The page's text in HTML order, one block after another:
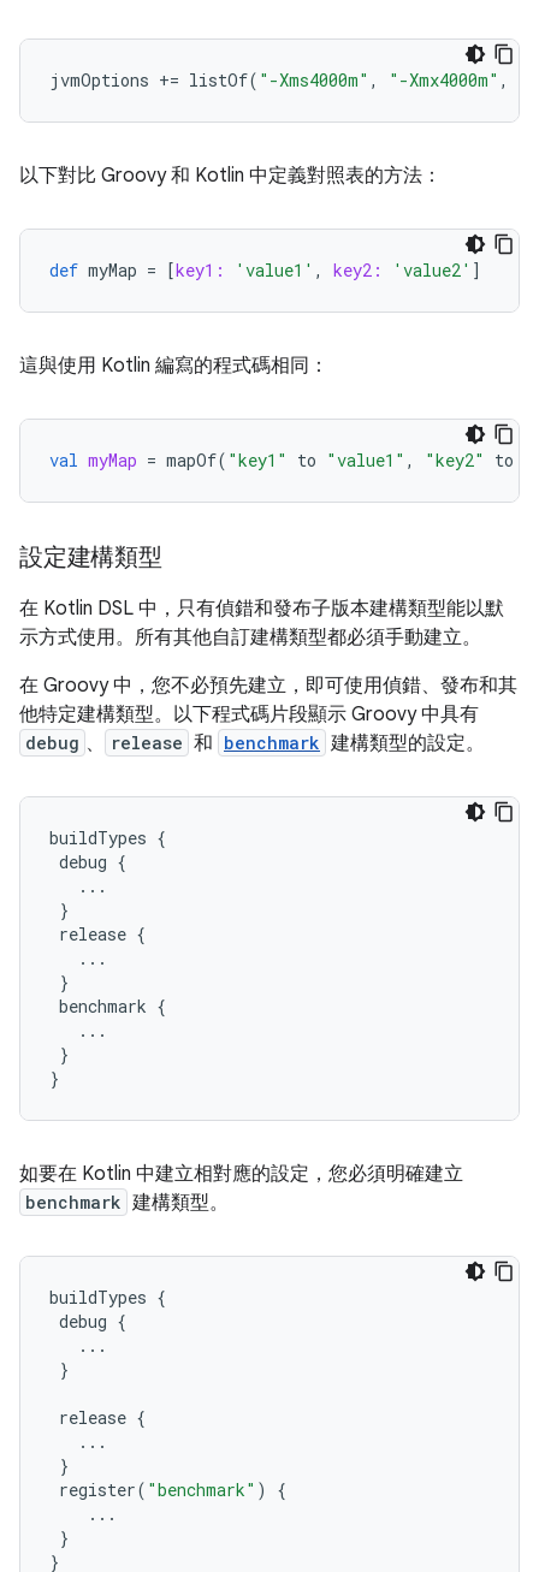
jvmOptions += listOf( "-Xms4000m" , "-Xmx4000m" ,
以下對比 Groovy 和 Kotlin 中定義對照表的方法：
def myMap = [key1: 'value1' , key2: 'value2' ]
這與使用 Kotlin 編寫的程式碼相同：
val myMap = mapOf( "key1" to "value1" , "key2" to
設定建構類型
在 Kotlin DSL 中，只有偵錯和發布子版本建構類型能以默
示方式使用。所有其他自訂建構類型都必須手動建立。
在 Groovy 中，您不必預先建立，即可使用偵錯、發布和其
他特定建構類型。以下程式碼片段顯示 Groovy 中具有
debug 、 release 和 benchmark 建構類型的設定。
buildTypes {
debug {
...
}
release {
...
}
benchmark {
...
}
}
如要在 Kotlin 中建立相對應的設定，您必須明確建立
benchmark 建構類型。
buildTypes {
debug {
...
}
release {
...
}
register( "benchmark" )
{
...
}
}